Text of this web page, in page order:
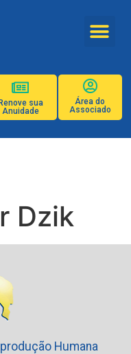
sua
Anuidade
Área do
Associado
Dzik
Humana